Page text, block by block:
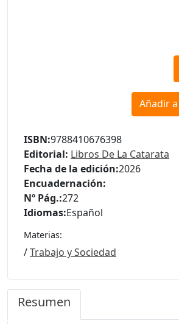
Añadir
ISBN:9788410676398
Editorial: Libros De La Catarata
Fecha de la edición:2026
Encuadernación:
Nº Pág.:272
Idiomas:Español
Materias:
/Trabajo y Sociedad
Resumen